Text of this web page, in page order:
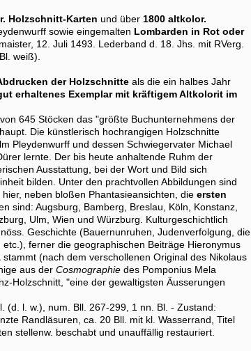
Holzschnitt-Karten und über 1800 altkolor.
sowie eingemalten Lombarden in Rot oder
12. Juli 1493. Lederband d. 18. Jhs. mit RVerg.
weiß).
der Holzschnitteals die ein halbes Jahr
erhaltenes Exemplar mit kräftigem Altkolorit im
645 Stöcken das "größte Buchunternehmens der
Die künstlerisch hochrangigen Holzschnitte
Pleydenwurff und dessen Schwiegervater Michael
lernte. Der bis heute anhaltende Ruhm der
Ausstattung, bei der Wort und Bild sich
bilden. Unter den prachtvollen Abbildungen sind
neben bloßen Phantasieansichten, die ersten
sind: Augsburg, Bamberg, Breslau, Köln, Konstanz,
Ulm, Wien und Würzburg. Kulturgeschichtlich
Geschichte (Bauernunruhen, Judenverfolgung, die
ferner die geographischen Beiträge Hieronymus
stammt (nach dem verschollenen Original des Nikolaus
aus der Cosmographiedes Pomponius Mela
Holzschnitt, "eine der gewaltigsten Äusserungen
(d. l. w.), num. Bll. 267-299, 1 nn. Bl. - Zustand:
Randläsuren, ca. 20 Bll. mit kl. Wasserrand, Titel
stellenw. beschabt und unauffällig restauriert.